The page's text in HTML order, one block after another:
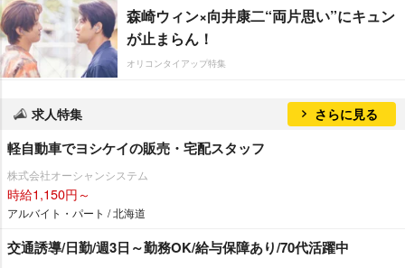
森崎ウィン×向井康二“両片思い”にキュン
が止まらん！
オリコンタイアップ特集
求人特集 さらに見る
軽自動車でヨシケイの販売・宅配スタッフ
株式会社オーシャンシステム
時給1,150円～
アルバイト・パート / 北海道
交通誘導/日勤/週3日～勤務OK/給与保障あり/70代活躍中